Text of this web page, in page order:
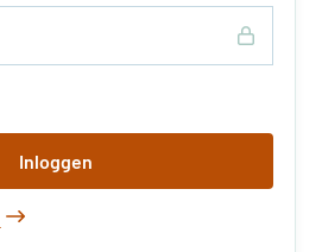
Inloggen